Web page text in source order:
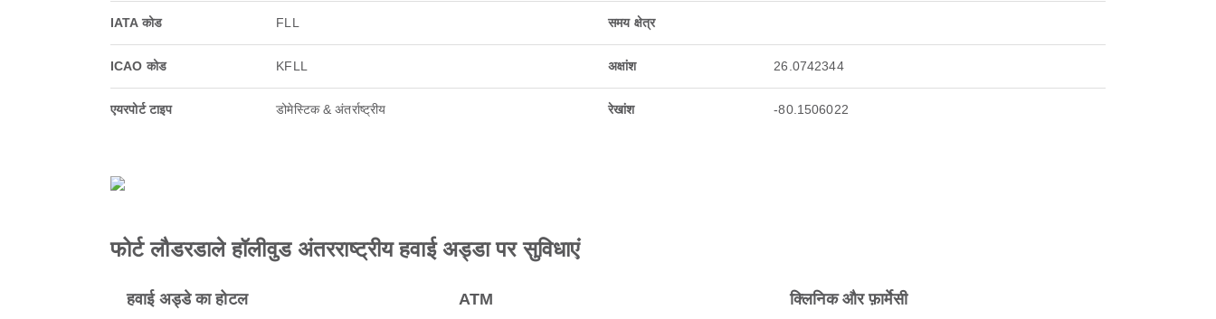
IATA कोड FLL
ICAO कोड KFLL
एयरपोर्ट टाइप डोमेस्टिक & अंतर्राष्ट्रीय
समय क्षेत्र
अक्षांश 26.0742344
रेखांश -80.1506022
फोर्ट लौडरडाले हॉलीवुड अंतरराष्ट्रीय हवाई अड्डा पर सुविधाएं
हवाई अड्डे का होटल ATM क्लिनिक और फ़ार्मेसी